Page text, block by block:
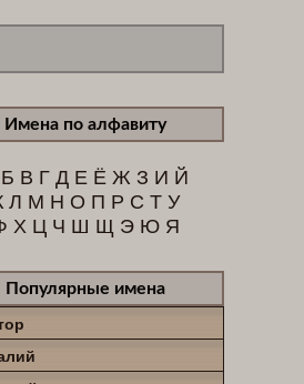
Имена по алфавиту
Б В ГД Е Ё Ж З И Й
Л М Н О П Р С Т У
Х Ц Ч Ш Щ Э Ю Я
Популярные имена